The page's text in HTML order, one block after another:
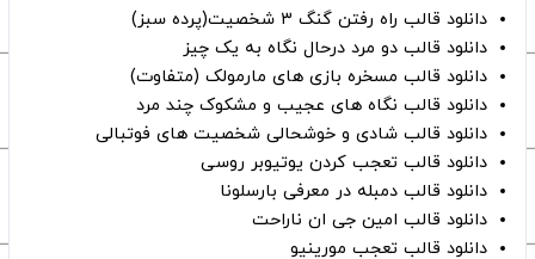
دانلود قالب راه رفتن گنگ ۳ شخصیت(پرده سبز)
دانلود قالب دو مرد درحال نگاه به یک چیز
دانلود قالب مسخره بازی های مارمولک (متفاوت)
دانلود قالب نگاه های عجیب و مشکوک چند مرد
دانلود قالب شادی و خوشحالی شخصیت های فوتبالی
دانلود قالب تعجب کردن یوتیوبر روسی
دانلود قالب دمبله در معرفی بارسلونا
دانلود قالب امین جی ان ناراحت
دانلود قالب تعجب مورینیو